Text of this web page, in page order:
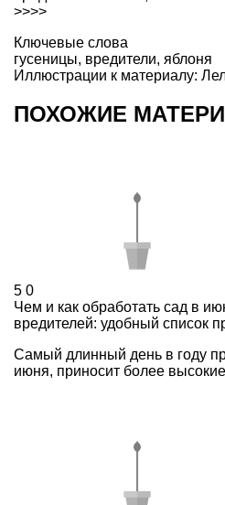
>>>>
Ключевые слова
гусеницы, вредители, яблоня
Иллюстрации к материалу:
ПОХОЖИЕ
5 0
Чем и как обработать сад в
вредителей: удобный список
Самый длинный день в году
июня, приносит более